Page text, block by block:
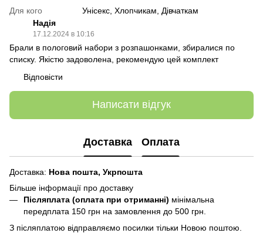
Для кого
Унісекс, Хлопчикам, Дівчаткам
Надія
17.12.2024 в 10:16
Брали в пологовий набори з розпашонками, збиралися по
списку. Якістю задоволена, рекомендую цей комплект
Відповісти
Написати відгук
Доставка Оплата
Доставка: Нова пошта, Укрпошта
Більше інформації про доставку
Післяплата (оплата при отриманні) мінімальна
передплата 150 грн на замовлення до 500 грн.
З післяплатою відправляємо посилки тільки Новою поштою.